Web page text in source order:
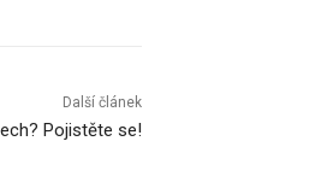
Další článek
Pojistěte se!